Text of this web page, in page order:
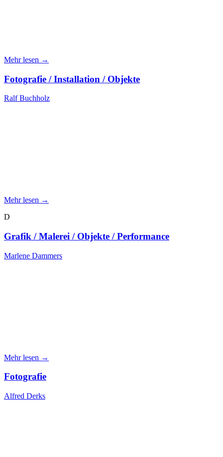
Mehr lesen →
Fotografie / Installation / Objekte
Ralf Buchholz
Mehr lesen →
D
Grafik / Malerei / Objekte / Performance
Marlene Dammers
Mehr lesen →
Fotografie
Alfred Derks